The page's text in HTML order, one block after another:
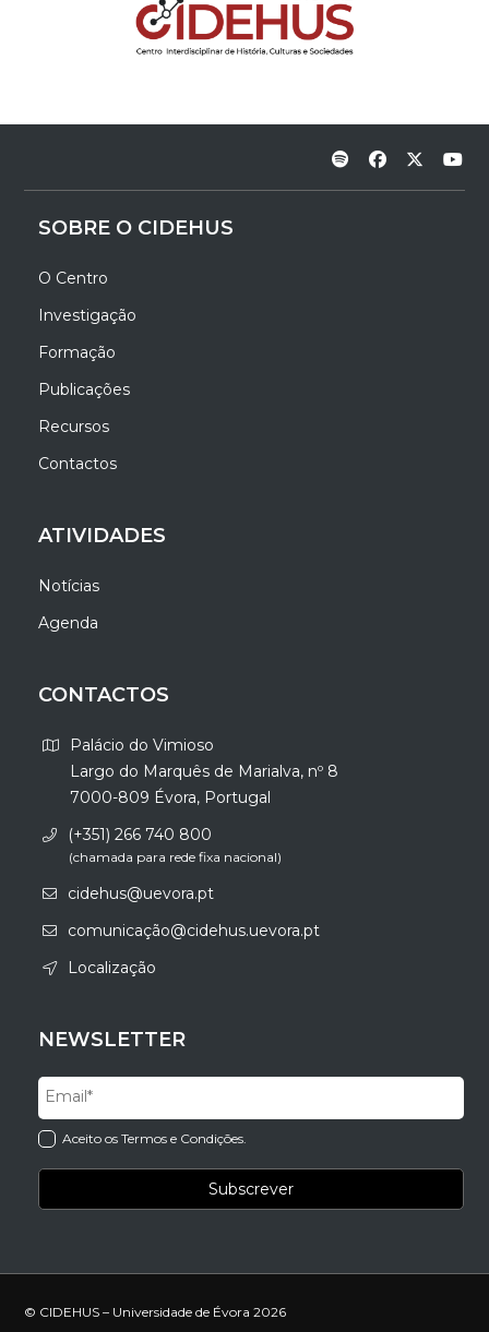
SOBRE O CIDEHUS
O Centro
Investigação
Formação
Publicações
Recursos
Contactos
ATIVIDADES
Notícias
Agenda
CONTACTOS
Palácio do Vimioso
Largo do Marquês de Marialva, nº 8
7000-809 Évora, Portugal
(+351) 266 740 800
(chamada para rede fixa nacional)
cidehus@uevora.pt
comunicação@cidehus.uevora.pt
Localização
NEWSLETTER
Aceito os Termos e Condições.
© CIDEHUS – Universidade de Évora 2026